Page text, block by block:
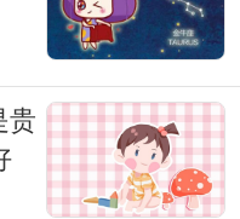
贵